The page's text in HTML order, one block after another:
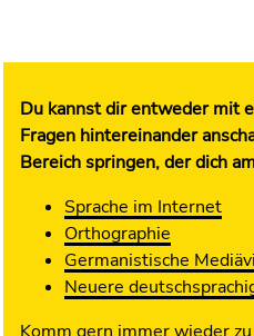
Du kannst dir entweder mit
Fragen hintereinander
Bereich springen, der dich
Sprache im Internet
Orthographie
Germanistische
Neuere